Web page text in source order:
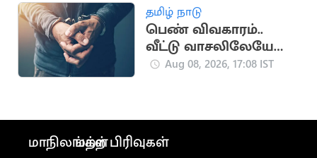
தமிழ் நாடு
பெண் விவகாரம்..
வீட்டு வாசலிலேயே
ஒருவருக்கு அரிவாள்
Aug 08, 2026, 17:08 IST
மாநிலங்கள்மற்ற பிரிவுகள்